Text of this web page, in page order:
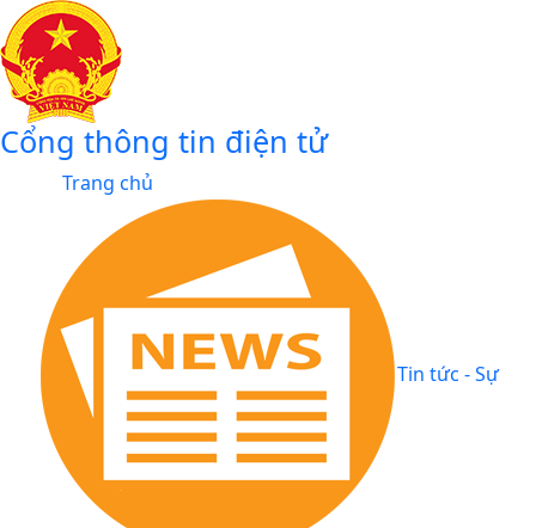
Cổng thông tin điện tử
Trang chủ
Tin tức - Sự